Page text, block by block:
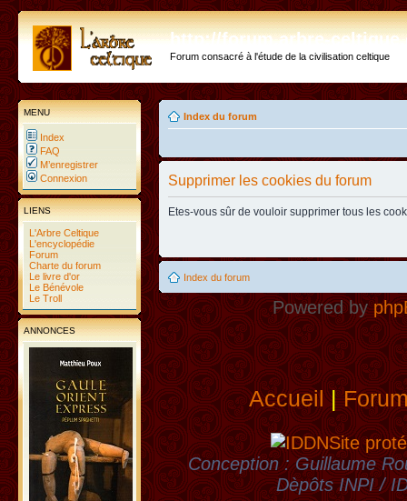
http://forum.arbre-
Forum consacré à l'étude de la civilisation celtique
MENU
Index
FAQ
M’enregistrer
Connexion
LIENS
L'Arbre Celtique
L'encyclopédie
Forum
Charte du forum
Le livre d'or
Le Bénévole
Le Troll
ANNONCES
Index du forum
Supprimer les cookies du forum
Etes-vous sûr de vouloir supprimer tous les
Index du forum
Powered by
Accueil|
Site
Conception : Guillaume
Dèpôts INPI /